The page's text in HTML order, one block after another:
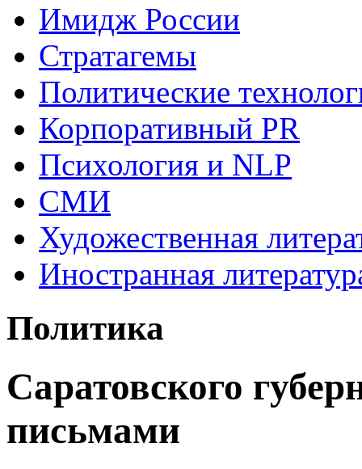
Имидж России
Стратагемы
Политические
Корпоративный PR
Психология и NLP
СМИ
Художественная
Иностранная
Политика
Саратовского
письмами